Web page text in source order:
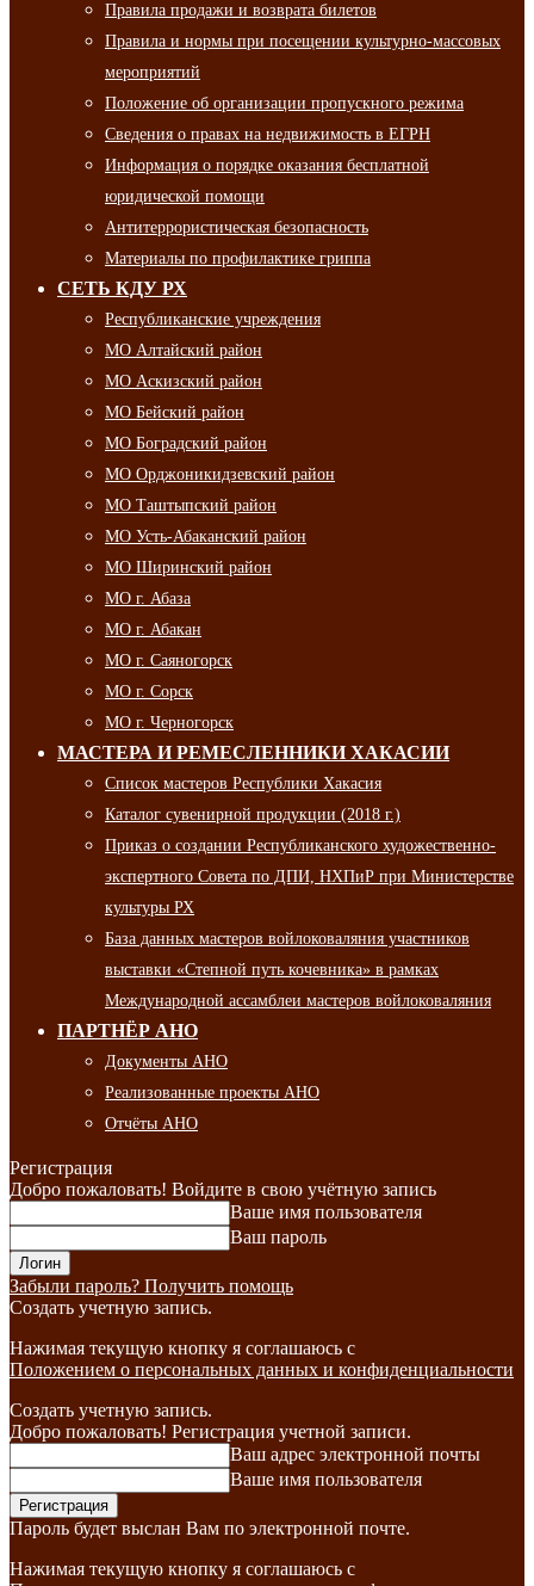
Правила продажи и возврата билетов
Правила и нормы при посещении культурно-массовых
мероприятий
Положение об организации пропускного режима
Сведения о правах на недвижимость в ЕГРН
Информация о порядке оказания бесплатной
юридической помощи
Антитеррористическая безопасность
Материалы по профилактике гриппа
СЕТЬ КДУ РХ
Республиканские учреждения
МО Алтайский район
МО Аскизский район
МО Бейский район
МО Боградский район
МО Орджоникидзевский район
МО Таштыпский район
МО Усть-Абаканский район
МО Ширинский район
МО г. Абаза
МО г. Абакан
МО г. Саяногорск
МО г. Сорск
МО г. Черногорск
МАСТЕРА И РЕМЕСЛЕННИКИ ХАКАСИИ
Список мастеров Республики Хакасия
Каталог сувенирной продукции (2018 г.)
Приказ о создании Республиканского художественно-
экспертного Совета по ДПИ, НХПиР при Министерстве
культуры РХ
База данных мастеров войлоковаляния участников
выставки «Степной путь кочевника» в рамках
Международной ассамблеи мастеров войлоковаляния
ПАРТНЁР АНО
Документы АНО
Реализованные проекты АНО
Отчёты АНО
Регистрация
Добро пожаловать! Войдите в свою учётную запись
Ваше имя пользователя
Ваш пароль
Забыли пароль? Получить помощь
Создать учетную запись.
Нажимая текущую кнопку я соглашаюсь с
Положением о персональных данных и конфиденциальности
Создать учетную запись.
Добро пожаловать! Регистрация учетной записи.
Ваш адрес электронной почты
Ваше имя пользователя
Пароль будет выслан Вам по электронной почте.
Нажимая текущую кнопку я соглашаюсь с